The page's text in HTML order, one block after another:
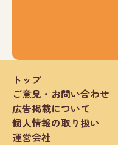
トップ
ご意見・お問い合わせ
広告掲載について
個人情報の取り扱い
運営会社